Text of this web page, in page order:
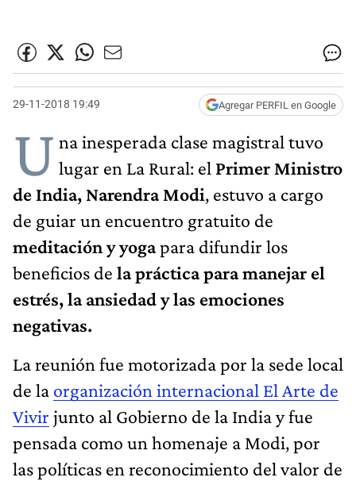
29-11-2018 19:49 Agregar PERFIL en Google
U na inesperada clase magistral tuvo
lugar en La Rural: el Primer Ministro
de India, Narendra Modi, estuvo a cargo
de guiar un encuentro gratuito de
meditación y yogapara difundir los
beneficios de la práctica para manejar el
estrés, la ansiedad y las emociones
negativas.
La reunión fue motorizada por la sede local
de la organización internacional El Arte de
Vivir junto al Gobierno de la India y fue
pensada como un homenaje a Modi, por
las políticas en reconocimiento del valor de